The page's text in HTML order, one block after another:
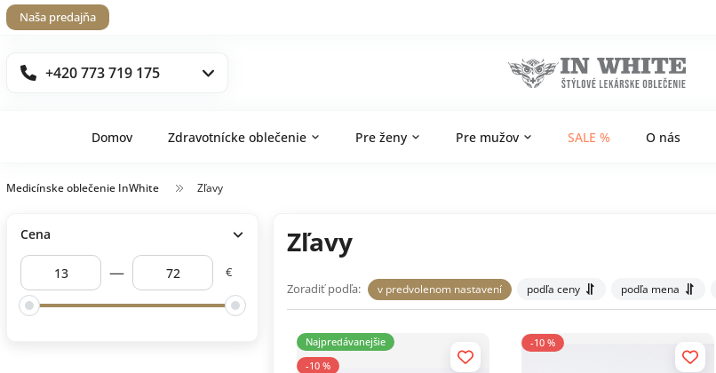
Naša predajňa
+420 773 719 175
Domov Zdravotnícke oblečenie Pre ženy Pre mužov SALE % O nás
Medicínske oblečenie InWhite Zľavy
Cena
— €
Zľavy
Zoradiť podľa: v predvolenom nastavení podľa ceny podľa mena
Najpredávanejšie
-10 %
-10 %